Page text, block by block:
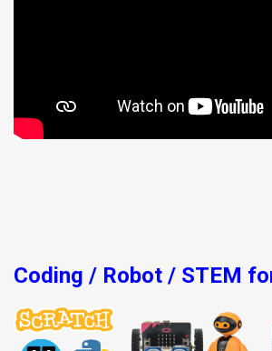
Coding / Robot / STEM